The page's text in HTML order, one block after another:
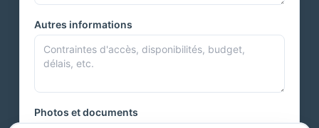
Autres informations
Photos et documents